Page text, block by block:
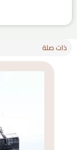
ذات صلة